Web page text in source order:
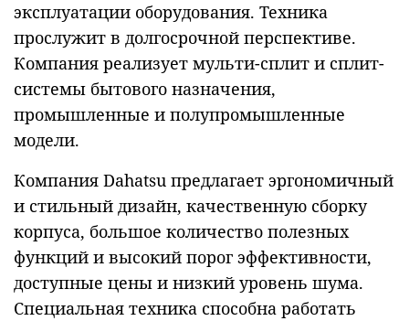
эксплуатации оборудования. Техника
прослужит в долгосрочной перспективе.
Компания реализует мульти-сплит и сплит-
системы бытового назначения,
промышленные и полупромышленные
модели.
Компания Dahatsu предлагает эргономичный
и стильный дизайн, качественную сборку
корпуса, большое количество полезных
функций и высокий порог эффективности,
доступные цены и низкий уровень шума.
Специальная техника способна работать